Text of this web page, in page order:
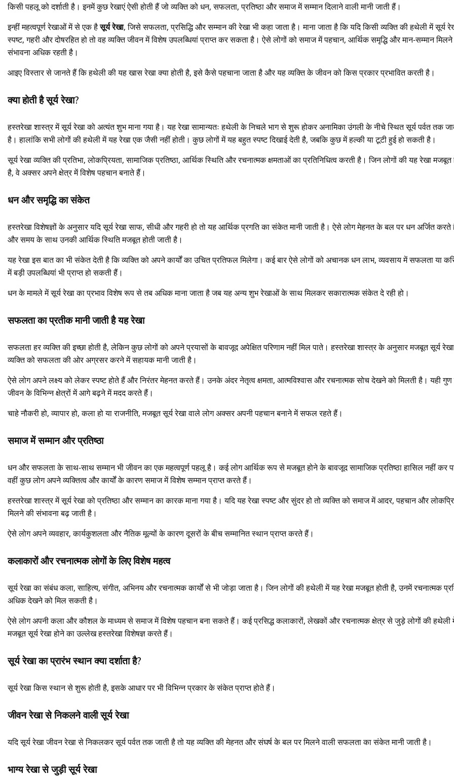
किसी पहलू को दर्शाती है। इनमें कुछ रेखाएं ऐसी होती हैं जो व्यक्ति को धन, सफलता, प्रतिष्ठा और समाज में सम्मान दिलाने वाली मानी जाती हैं।
इन्हीं महत्वपूर्ण रेखाओं में से एक हैसूर्य रेखा, जिसे सफलता, प्रसिद्धि और सम्मान की रेखा भी कहा जाता है। माना जाता है कि यदि किसी व्यक्ति की हथेली में सूर्य
स्पष्ट, गहरी और दोषरहित हो तो वह व्यक्ति जीवन में विशेष उपलब्धियां प्राप्त कर सकता है। ऐसे लोगों को समाज में पहचान, आर्थिक समृद्धि और मान-सम्मान
संभावना अधिक रहती है।
आइए विस्तार से जानते हैं कि हथेली की यह खास रेखा क्या होती है, इसे कैसे पहचाना जाता है और यह व्यक्ति के जीवन को किस प्रकार प्रभावित करती है।
क्या होती है सूर्य रेखा?
हस्तरेखा शास्त्र में सूर्य रेखा को अत्यंत शुभ माना गया है। यह रेखा सामान्यतः हथेली के निचले भाग से शुरू होकर अनामिका उंगली के नीचे स्थित सूर्य पर्वत तक
है। हालांकि सभी लोगों की हथेली में यह रेखा एक जैसी नहीं होती। कुछ लोगों में यह बहुत स्पष्ट दिखाई देती है, जबकि कुछ में हल्की या टूटी हुई हो सकती है।
सूर्य रेखा व्यक्ति की प्रतिभा, लोकप्रियता, सामाजिक प्रतिष्ठा, आर्थिक स्थिति और रचनात्मक क्षमताओं का प्रतिनिधित्व करती है। जिन लोगों की यह रेखा मजबूत
है, वे अक्सर अपने क्षेत्र में विशेष पहचान बनाते हैं।
धन और समृद्धि का संकेत
हस्तरेखा विशेषज्ञों के अनुसार यदि सूर्य रेखा साफ, सीधी और गहरी हो तो यह आर्थिक प्रगति का संकेत मानी जाती है। ऐसे लोग मेहनत के बल पर धन अर्जित करते
और समय के साथ उनकी आर्थिक स्थिति मजबूत होती जाती है।
यह रेखा इस बात का भी संकेत देती है कि व्यक्ति को अपने कार्यों का उचित प्रतिफल मिलेगा। कई बार ऐसे लोगों को अचानक धन लाभ, व्यवसाय में सफलता या
में बड़ी उपलब्धियां भी प्राप्त हो सकती हैं।
धन के मामले में सूर्य रेखा का प्रभाव विशेष रूप से तब अधिक माना जाता है जब यह अन्य शुभ रेखाओं के साथ मिलकर सकारात्मक संकेत दे रही हो।
सफलता का प्रतीक मानी जाती है यह रेखा
सफलता हर व्यक्ति की इच्छा होती है, लेकिन कुछ लोगों को अपने प्रयासों के बावजूद अपेक्षित परिणाम नहीं मिल पाते। हस्तरेखा शास्त्र के अनुसार मजबूत सूर्य रेखा
व्यक्ति को सफलता की ओर अग्रसर करने में सहायक मानी जाती है।
ऐसे लोग अपने लक्ष्य को लेकर स्पष्ट होते हैं और निरंतर मेहनत करते हैं। उनके अंदर नेतृत्व क्षमता, आत्मविश्वास और रचनात्मक सोच देखने को मिलती है। यही गुण
जीवन के विभिन्न क्षेत्रों में आगे बढ़ने में मदद करते हैं।
चाहे नौकरी हो, व्यापार हो, कला हो या राजनीति, मजबूत सूर्य रेखा वाले लोग अक्सर अपनी पहचान बनाने में सफल रहते हैं।
समाज में सम्मान और प्रतिष्ठा
धन और सफलता के साथ-साथ सम्मान भी जीवन का एक महत्वपूर्ण पहलू है। कई लोग आर्थिक रूप से मजबूत होने के बावजूद सामाजिक प्रतिष्ठा हासिल नहीं कर
वहीं कुछ लोग अपने व्यक्तित्व और कार्यों के कारण समाज में विशेष सम्मान प्राप्त करते हैं।
हस्तरेखा शास्त्र में सूर्य रेखा को प्रतिष्ठा और सम्मान का कारक माना गया है। यदि यह रेखा स्पष्ट और सुंदर हो तो व्यक्ति को समाज में आदर, पहचान और
मिलने की संभावना बढ़ जाती है।
ऐसे लोग अपने व्यवहार, कार्यकुशलता और नैतिक मूल्यों के कारण दूसरों के बीच सम्मानित स्थान प्राप्त करते हैं।
कलाकारों और रचनात्मक लोगों के लिए विशेष महत्व
सूर्य रेखा का संबंध कला, साहित्य, संगीत, अभिनय और रचनात्मक कार्यों से भी जोड़ा जाता है। जिन लोगों की हथेली में यह रेखा मजबूत होती है, उनमें रचनात्मक
अधिक देखने को मिल सकती है।
ऐसे लोग अपनी कला और कौशल के माध्यम से समाज में विशेष पहचान बना सकते हैं। कई प्रसिद्ध कलाकारों, लेखकों और रचनात्मक क्षेत्र से जुड़े लोगों की हथेली
मजबूत सूर्य रेखा होने का उल्लेख हस्तरेखा विशेषज्ञ करते हैं।
सूर्य रेखा का प्रारंभ स्थान क्या दर्शाता है?
सूर्य रेखा किस स्थान से शुरू होती है, इसके आधार पर भी विभिन्न प्रकार के संकेत प्राप्त होते हैं।
जीवन रेखा से निकलने वाली सूर्य रेखा
यदि सूर्य रेखा जीवन रेखा से निकलकर सूर्य पर्वत तक जाती है तो यह व्यक्ति की मेहनत और संघर्ष के बल पर मिलने वाली सफलता का संकेत मानी जाती है।
भाग्य रेखा से जुड़ी सूर्य रेखा